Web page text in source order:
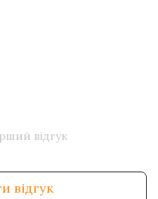
відгук
відгук